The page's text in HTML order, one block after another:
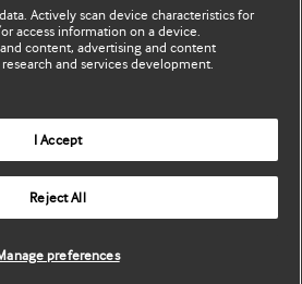
BMJ Journals
Group Limited. All rights
Actively scan device characteristics for
access information on a device.
content, advertising and content
and services development.
I Accept
Reject All
preferences